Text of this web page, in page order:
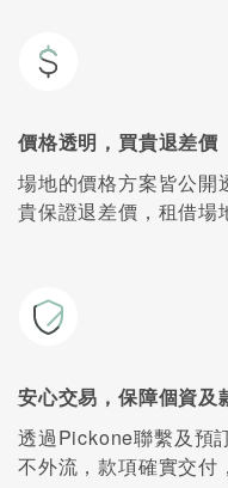
價格透明，買貴退差價
場地的價格方案皆公開
貴保證退差價，租借場
安心交易，保障個資及
透過Pickone聯繫及預
不外流，款項確實交付